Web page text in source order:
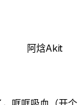
阿焓Akit